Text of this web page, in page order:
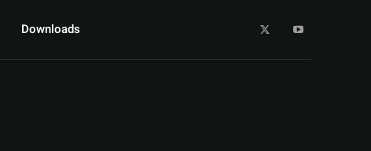
Downloads